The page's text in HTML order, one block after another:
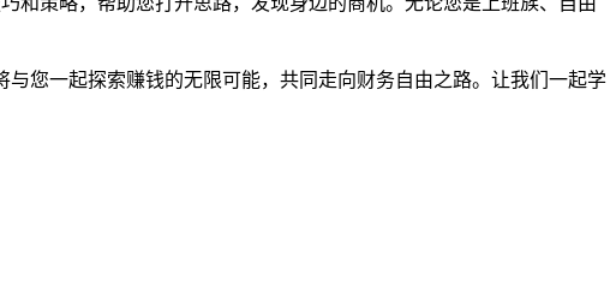
您一起探索赚钱的无限可能，共同走向财务自由之路。让我们一起学